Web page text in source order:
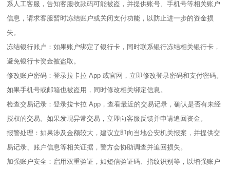
系人工客服，告知客服收款码可能被盗，并提供账号、手机号等相关账户
信息，请求客服暂时冻结账户或关闭支付功能，以防止进一步的资金损
失。
冻结银行账户：如果账户绑定了银行卡，同时联系银行冻结相关银行卡，
避免银行卡资金被盗取。
修改账户密码：登录拉卡拉 App 或官网，立即修改登录密码和支付密码。
如果手机号或邮箱也被盗用，同时修改相关绑定信息。
检查交易记录：登录拉卡拉 App，查看最近的交易记录，确认是否有未经
授权的交易。如果发现异常交易，立即向客服反馈并申请追回资金。
报警处理：如果涉及金额较大，建议立即向当地公安机关报案，并提供交
易记录、账户信息等相关证据，警方会协助调查并追回损失。
加强账户安全：启用双重验证，如短信验证码、指纹识别等，以增强账户